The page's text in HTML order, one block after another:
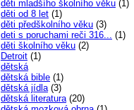
děti mladšího školního věku (1)
děti od 8 let (1)
děti předškolního věku (3)
deti s poruchami reči 316... (1)
děti školního věku (2)
Detroit (1)
dětská
dětská bible (1)
dětská jídla(3)
dětská literatura(20)